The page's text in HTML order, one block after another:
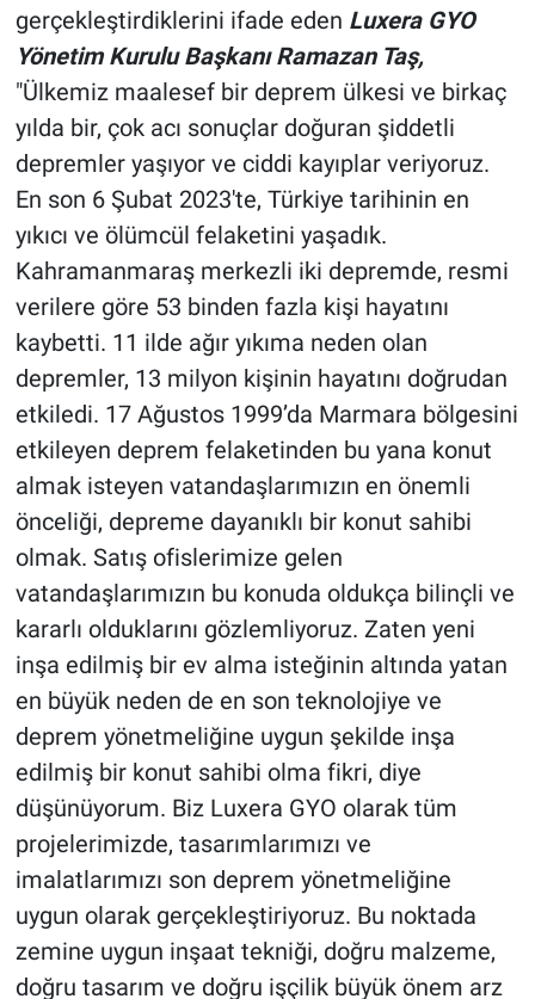
gerçekleştirdiklerini ifade eden Luxera GYO
Yönetim Kurulu Başkanı Ramazan Taş,
"Ülkemiz maalesef bir deprem ülkesi ve birkaç
yılda bir, çok acı sonuçlar doğuran şiddetli
depremler yaşıyor ve ciddi kayıplar veriyoruz.
En son 6 Şubat 2023'te, Türkiye tarihinin en
yıkıcı ve ölümcül felaketini yaşadık.
Kahramanmaraş merkezli iki depremde, resmi
verilere göre 53 binden fazla kişi hayatını
kaybetti. 11 ilde ağır yıkıma neden olan
depremler, 13 milyon kişinin hayatını doğrudan
etkiledi. 17 Ağustos 1999’da Marmara bölgesini
etkileyen deprem felaketinden bu yana konut
almak isteyen vatandaşlarımızın en önemli
önceliği, depreme dayanıklı bir konut sahibi
olmak. Satış ofislerimize gelen
vatandaşlarımızın bu konuda oldukça bilinçli ve
kararlı olduklarını gözlemliyoruz. Zaten yeni
inşa edilmiş bir ev alma isteğinin altında yatan
en büyük neden de en son teknolojiye ve
deprem yönetmeliğine uygun şekilde inşa
edilmiş bir konut sahibi olma fikri, diye
düşünüyorum. Biz Luxera GYO olarak tüm
projelerimizde, tasarımlarımızı ve
imalatlarımızı son deprem yönetmeliğine
uygun olarak gerçekleştiriyoruz. Bu noktada
zemine uygun inşaat tekniği, doğru malzeme,
doğru tasarım ve doğru işçilik büyük önem arz